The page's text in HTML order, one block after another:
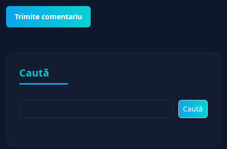
Caută
Caută